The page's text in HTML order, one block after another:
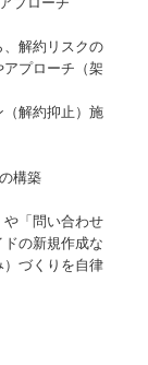
解約リスクの
プローチ（架
解約抑止）施
構築
「問い合わせ
の新規作成な
）づくりを自律